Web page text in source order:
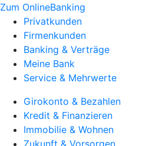
Zum OnlineBanking
Privatkunden
Firmenkunden
Banking & Verträge
Meine Bank
Service & Mehrwerte
Girokonto & Bezahlen
Kredit & Finanzieren
Immobilie & Wohnen
Zukunft & Vorsorgen